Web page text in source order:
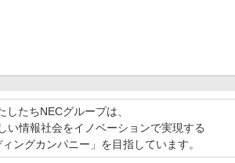
したちNECグループは、
い情報社会をイノベーションで実現する
ングカンパニー」を目指しています。